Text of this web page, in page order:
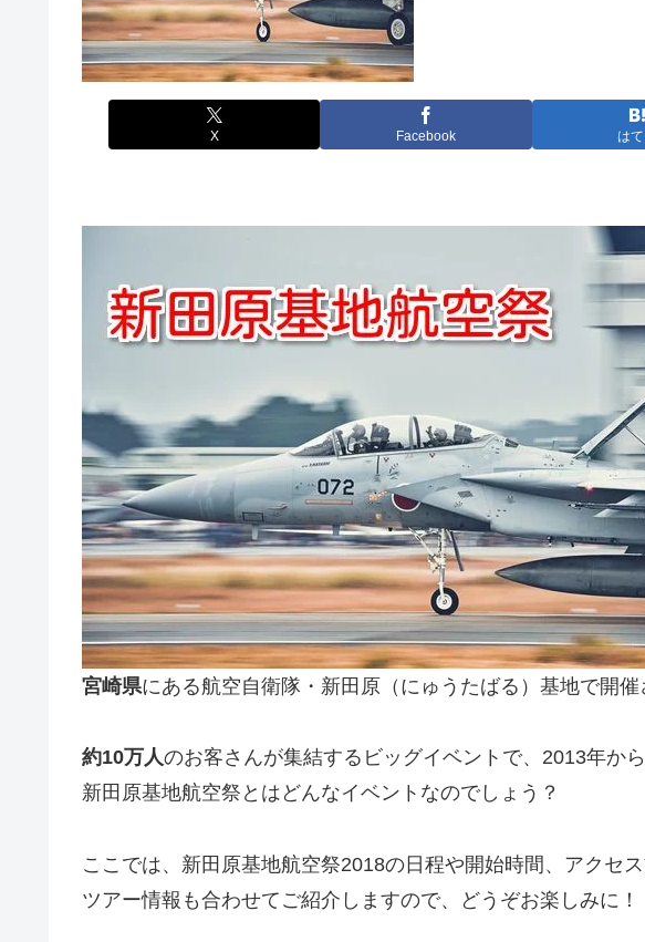
X Facebook は
宮崎県にある航空自衛隊・新田原（にゅうたばる）基地で開
約10万人のお客さんが集結するビッグイベントで、2013年か
新田原基地航空祭とはどんなイベントなのでしょう？
ここでは、新田原基地航空祭2018の日程や開始時間、アクセ
ツアー情報も合わせてご紹介しますので、どうぞお楽しみに！